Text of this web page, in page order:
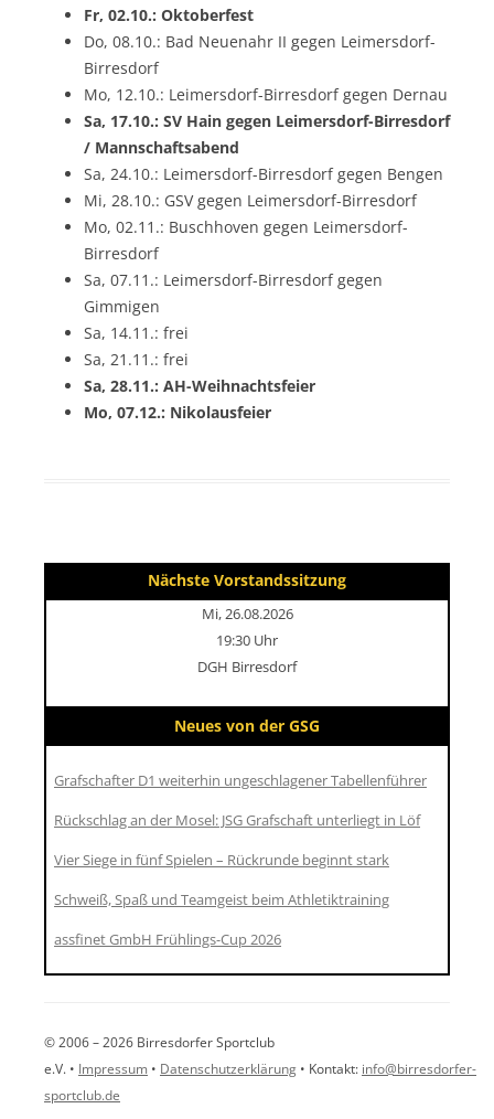
Fr, 02.10.: Oktoberfest
Do, 08.10.: Bad Neuenahr II gegen Leimersdorf-
Birresdorf
Mo, 12.10.: Leimersdorf-Birresdorf gegen Dernau
Sa, 17.10.: SV Hain gegen Leimersdorf-Birresdorf
/ Mannschaftsabend
Sa, 24.10.: Leimersdorf-Birresdorf gegen Bengen
Mi, 28.10.: GSV gegen Leimersdorf-Birresdorf
Mo, 02.11.: Buschhoven gegen Leimersdorf-
Birresdorf
Sa, 07.11.: Leimersdorf-Birresdorf gegen
Gimmigen
Sa, 14.11.: frei
Sa, 21.11.: frei
Sa, 28.11.: AH-Weihnachtsfeier
Mo, 07.12.: Nikolausfeier
Nächste Vorstandssitzung
Mi, 26.08.2026
19:30 Uhr
DGH Birresdorf
Neues von der GSG
Grafschafter D1 weiterhin ungeschlagener Tabellenführer
Rückschlag an der Mosel: JSG Grafschaft unterliegt in Löf
Vier Siege in fünf Spielen – Rückrunde beginnt stark
Schweiß, Spaß und Teamgeist beim Athletiktraining
assfinet GmbH Frühlings-Cup 2026
© 2006 – 2026 Birresdorfer Sportclub
e.V. • Impressum • Datenschutzerklärung • Kontakt: info@birresdorfer-
sportclub.de